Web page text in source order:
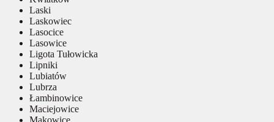
Laski
Laskowiec
Lasocice
Lasowice
Ligota Tułowicka
Lipniki
Lubiatów
Lubrza
Łambinowice
Maciejowice
Makowice